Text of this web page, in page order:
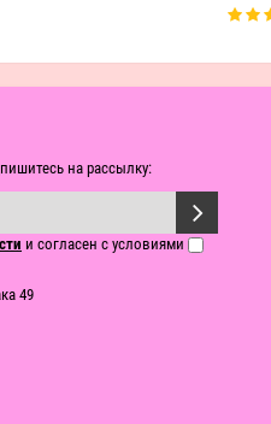
на рассылку:
и согласен с условиями
49